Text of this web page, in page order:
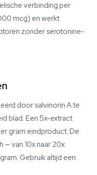
verbinding per
mcg) en werkt
zonder serotonine-
door salvinorin A te
blad. Een 5x-extract
gram eindproduct. De
— van 10x naar 20x
Gebruik altijd een